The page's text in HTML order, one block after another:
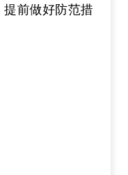
前做好防范措